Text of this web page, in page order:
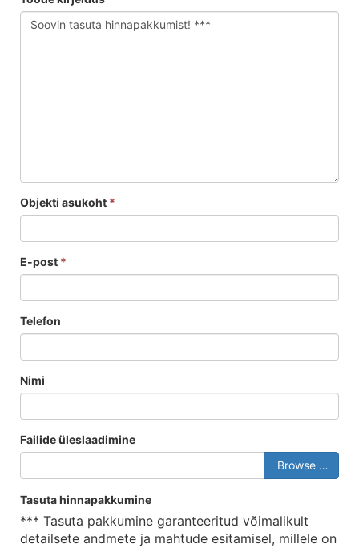
Objekti asukoht *
E-post *
Telefon
Nimi
Failide üleslaadimine
Browse …
Tasuta hinnapakkumine
*** Tasuta pakkumine garanteeritud võimalikult
detailsete andmete ja mahtude esitamisel, millele on